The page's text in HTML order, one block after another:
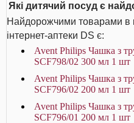
Які дитячий посуд є
Найдорожчими товарами в
інтернет-аптеки DS є:
Avent Philips Чашка з
SCF798/02 300 мл 1 шт
Avent Philips Чашка з
SCF796/02 200 мл 1 шт
Avent Philips Чашка з
SCF796/01 200 мл 1 шт